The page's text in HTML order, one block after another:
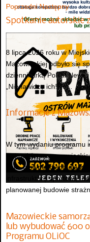
Poprzedni Następny
Spotkanie autorskie
8 lipca 2026 roku w
Mazowieckiej odbyło się
dziennikarką Polsat News
„Nienawidzę ich! To...
Informacje z
W tym wydaniu programu
województwa
m.in. o stypendiach dla
infrastrukturę sportową,
planowanej budowie
Mazowieckie
lub wybudować 600
Programu OLiOC